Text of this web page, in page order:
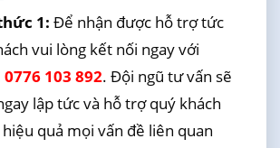
1: Để nhận được hỗ trợ tức
vui lòng kết nối ngay với
0776 103 892. Đội ngũ tư vấn sẽ
lập tức và hỗ trợ quý khách
quả mọi vấn đề liên quan